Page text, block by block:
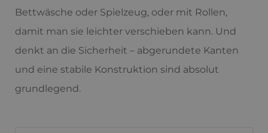
Bettwäsche oder Spielzeug, oder mit Rollen,
damit man sie leichter verschieben kann. Und
denkt an die Sicherheit – abgerundete Kanten
und eine stabile Konstruktion sind absolut
grundlegend.